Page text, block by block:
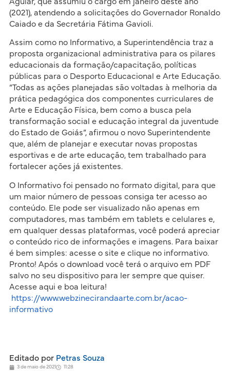
(2021), atendendo a solicitações do Governador Ronaldo
Caiado e da Secretária Fátima Gavioli.
Assim como no Informativo, a Superintendência traz a
proposta organizacional administrativa para os pilares
educacionais da formação/capacitação, políticas
públicas para o Desporto Educacional e Arte Educação.
“Todas as ações planejadas são voltadas à melhoria da
prática pedagógica dos componentes curriculares de
Arte e Educação Física, bem como a busca pela
transformação social e educação integral da juventude
do Estado de Goiás”, afirmou o novo Superintendente
que, além de planejar e executar novas propostas
esportivas e de arte educação, tem trabalhado para
fortalecer ações já existentes.
O Informativo foi pensado no formato digital, para que
um maior número de pessoas consiga ter acesso ao
conteúdo. Ele pode ser visualizado não apenas em
computadores, mas também em tablets e celulares e,
em qualquer dessas plataformas, você poderá apreciar
o conteúdo rico de informações e imagens. Para baixar
é bem simples: acesse o site e clique no informativo.
Pronto! Após o download você terá o arquivo em PDF
salvo no seu dispositivo para ler sempre que quiser.
Acesse aqui e boa leitura!
https://www.webzinecirandaarte.com.br/acao-
informativo
Editado porPetras Souza
3 de maio de 2021 11:28